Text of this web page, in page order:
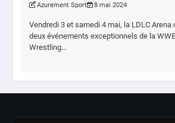
Azurement Sport 8 mai 2024
Vendredi 3 et samedi 4 mai, la LDLC Arena
deux événements exceptionnels de la
Wrestling…